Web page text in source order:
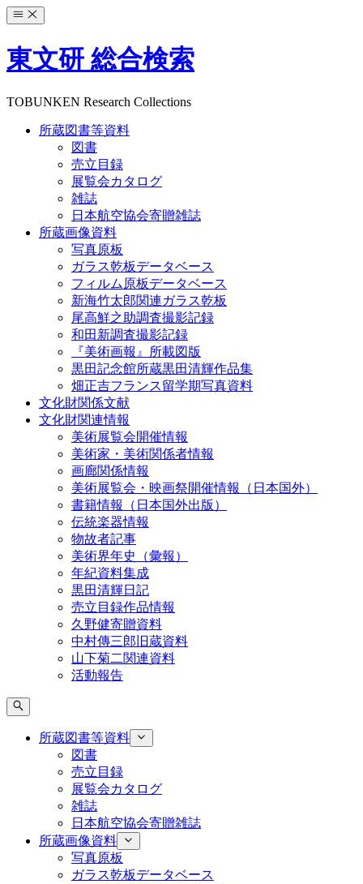
コ
テ
ン
へ
東文研 総合検索
TOBUNKEN Research Collections
所蔵図書等資料
図書
売立目録
展覧会カタログ
雑誌
日本航空協会寄贈雑誌
所蔵画像資料
写真原板
ガラス乾板データベース
フィルム原板データベース
新海竹太郎関連ガラス乾板
尾高鮮之助調査撮影記録
和田新調査撮影記録
『美術画報』所載図版
黒田記念館所蔵黒田清輝作品集
畑正吉フランス留学期写真資料
文化財関係文献
文化財関連情報
美術展覧会開催情報
美術家・美術関係者情報
画廊関係情報
美術展覧会・映画祭開催情報（日本国外）
書籍情報（日本国外出版）
伝統楽器情報
物故者記事
美術界年史（彙報）
年紀資料集成
黒田清輝日記
売立目録作品情報
久野健寄贈資料
中村傳三郎旧蔵資料
山下菊二関連資料
活動報告
所蔵図書等資料
図書
売立目録
展覧会カタログ
雑誌
日本航空協会寄贈雑誌
所蔵画像資料
写真原板
ガラス乾板データベース